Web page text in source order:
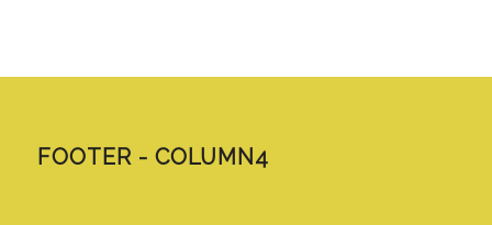
FOOTER - COLUMN4